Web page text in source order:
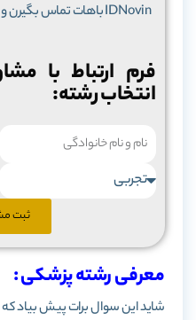
IDNovin باهات تماس بگیرن و راهنماییت کنن :
انتخاب رشته:
ثبت
معرفی رشته پزشکی :
شاید این سوال برات پیش بیاد